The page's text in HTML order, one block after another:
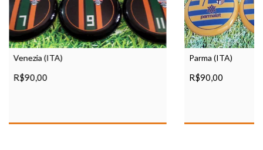
Venezia (ITA)
R$90,00
Parma (ITA)
R$90,00